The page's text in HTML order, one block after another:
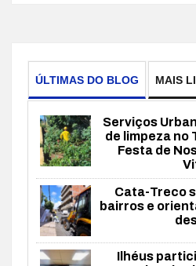
ÚLTIMAS DO BLOG MAIS
Serviços
de limpeza no
Festa de
Cata-Treco
bairros e
Ilhéus